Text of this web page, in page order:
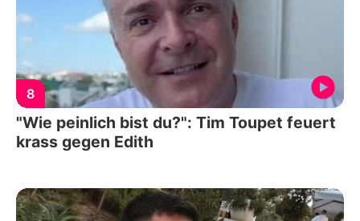
8
"Wie peinlich bist du?": Tim Toupet feuert
krass gegen Edith